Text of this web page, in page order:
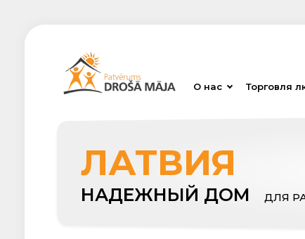
О нас Торговля
ЛАТВИЯ
НАДЕЖНЫЙ ДОМ ДЛЯ